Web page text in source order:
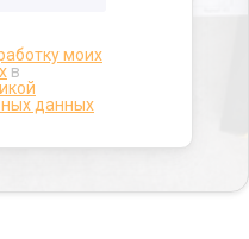
моих
в
данных